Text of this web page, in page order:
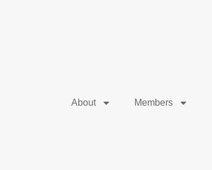
About Members